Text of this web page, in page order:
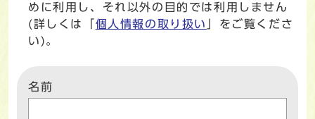
めに利用し、それ以外の目的では利用しません
(詳しくは「個人情報の取り扱い
」をご覧くださ
い)。
名前